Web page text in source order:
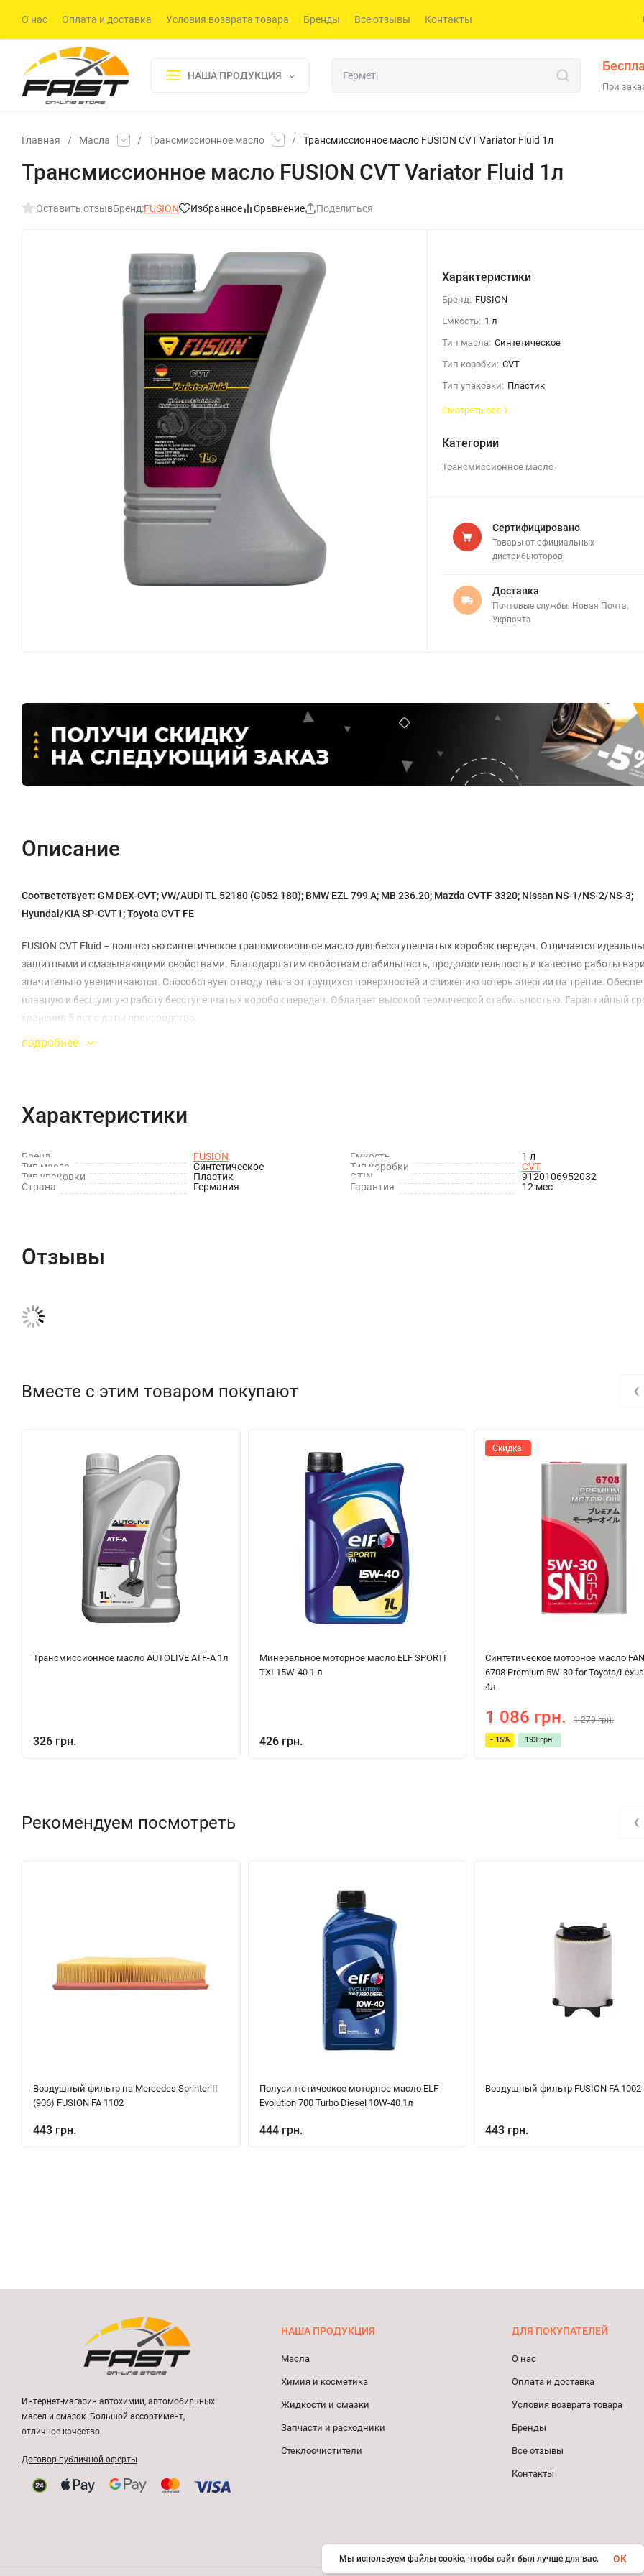
О нас Оплата и доставка Условия возврата товара Бренды Все отзывы Контакты
НАША ПРОДУКЦИЯ
При
Главная / Масла / Трансмиссионное масло / Трансмиссионное масло FUSION CVT Variator Fluid 1л
Трансмиссионное масло FUSION CVT Variator Fluid 1л
Оставить отзывБренд:FUSION Избранное Сравнение Поделиться
Характеристики
Бренд: FUSION
Емкость: 1 л
Тип масла: Синтетическое
Тип коробки: CVT
Тип упаковки: Пластик
Смотреть все
Категории
Трансмиссионное масло
Сертифицировано
Товары от официальных
дистрибьюторов
Доставка
Почтовые службы: Новая Почта,
Укрпочта
Описание
Соответствует: GM DEX-CVT; VW/AUDI TL 52180 (G052 180); BMW EZL 799 A; MB 236.20; Mazda CVTF 3320; Nissan NS-1/NS-2/NS-3;
Hyundai/KIA SP-CVT1; Toyota CVT FE
FUSION CVT Fluid – полностью синтетическое трансмиссионное масло для бесступенчатых коробок передач. Отличается
защитными и смазывающими свойствами. Благодаря этим свойствам стабильность, продолжительность и качество работы
значительно увеличиваются. Способствует отводу тепла от трущихся поверхностей и снижению потерь энергии на трение.
плавную и бесшумную работу бесступенчатых коробок передач. Обладает высокой термической стабильностью. Гарантийный
хранения 5 лет с даты производства.
подробнее
Характеристики
Бренд FUSION Емкость
1 л
Тип масла
Синтетическое Тип коробки
CVT
Тип упаковки
Пластик GTIN
9120106952032
Страна
Германия Гарантия 12 мес
Отзывы
Вместе с этим товаром покупают
Трансмиссионное масло AUTOLIVE ATF-A 1л
326 грн.
Минеральное моторное масло ELF SPORTI
TXI 15W-40 1 л
426 грн.
Скидка!
Синтетическое моторное масло
6708 Premium 5W-30 for Toyota/
4л
1 086 грн. 1 279 грн.
- 15% 193 грн.
‹
Рекомендуем посмотреть
Воздушный фильтр на Mercedes Sprinter II
(906) FUSION FA 1102
443 грн.
Полуcинтетическое моторное масло ELF
Evolution 700 Turbo Diesel 10W-40 1л
444 грн.
Воздушный фильтр FUSION FA 1002
443 грн.
‹
Интернет-магазин автохимии, автомобильных
масел и смазок. Большой ассортимент,
отличное качество.
Договор публичной оферты
НАША ПРОДУКЦИЯ
Масла
Химия и косметика
Жидкости и смазки
Запчасти и расходники
Стеклоочистители
ДЛЯ ПОКУПАТЕЛЕЙ
О нас
Оплата и доставка
Условия возврата товара
Бренды
Все отзывы
Контакты
Мы используем файлы cookie, чтобы сайт был лучше для вас. OK